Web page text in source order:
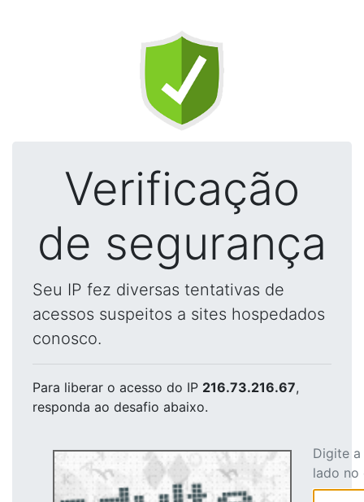
Verificação
de segurança
Seu IP fez diversas tentativas de
acessos suspeitos a sites hospedados
conosco.
Para liberar o acesso do IP 216.73.216.67,
responda ao desafio abaixo.
Digite
lado no